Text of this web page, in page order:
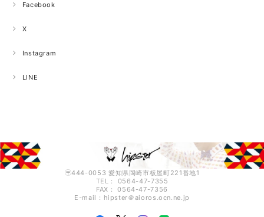
Facebook
X
Instagram
LINE
〶444-0053 愛知県岡崎市板屋町221番地1
TEL： 0564-47-7355
FAX： 0564-47-7356
E-mail：hipster＠aioros.ocn.ne.jp